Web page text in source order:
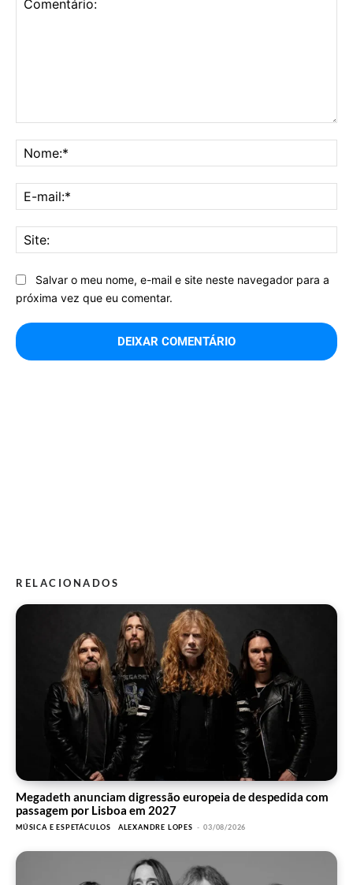
Salvar o meu nome, e-mail e site neste navegador para a
próxima vez que eu comentar.
RELACIONADOS
Megadeth anunciam digressão europeia de despedida com
passagem por Lisboa em 2027
MÚSICA E ESPETÁCULOS ALEXANDRE LOPES - 03/08/2026